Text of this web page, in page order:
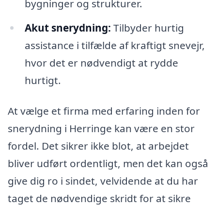
bygninger og strukturer.
Akut snerydning: Tilbyder hurtig
assistance i tilfælde af kraftigt snevejr,
hvor det er nødvendigt at rydde
hurtigt.
At vælge et firma med erfaring inden for
snerydning i Herringe kan være en stor
fordel. Det sikrer ikke blot, at arbejdet
bliver udført ordentligt, men det kan også
give dig ro i sindet, velvidende at du har
taget de nødvendige skridt for at sikre